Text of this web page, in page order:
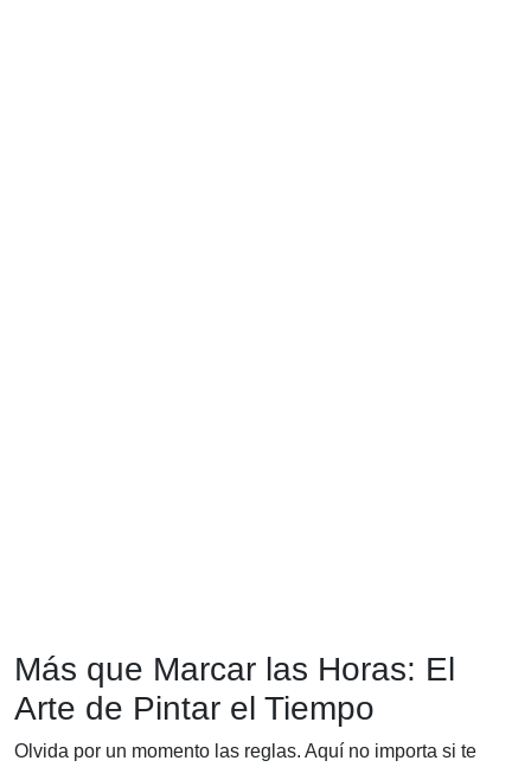
Más que Marcar las Horas: El
Arte de Pintar el Tiempo
Olvida por un momento las reglas. Aquí no importa si te